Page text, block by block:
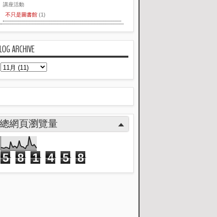
講座活動
不只是圖書館 (1)
ARCHIVE
總網頁瀏覽量
5 8 1 4 5 8